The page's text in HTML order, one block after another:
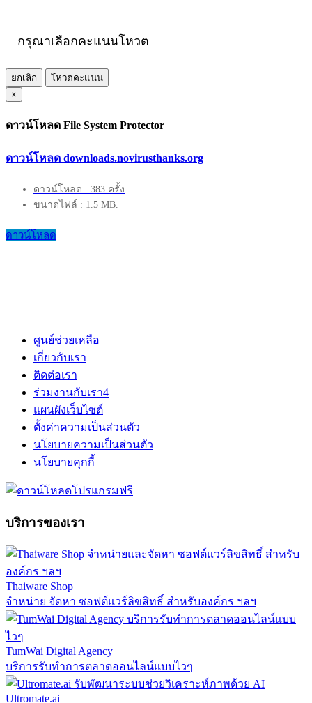
กรุณาเลือกคะแนนโหวต
ยกเลิก
โหวตคะแนน
×
ดาวน์โหลด File System Protector
ดาวน์โหลด downloads.novirusthanks.org
ดาวน์โหลด : 383 ครั้ง
ขนาดไฟล์ : 1.5 MB.
ดาวน์โหลด
ศูนย์ช่วยเหลือ
เกี่ยวกับเรา
ติดต่อเรา
ร่วมงานกับเรา4
แผนผังเว็บไซต์
ตั้งค่าความเป็นส่วนตัว
นโยบายความเป็นส่วนตัว
นโยบายคุกกี้
บริการของเรา
Thaiware Shop
จำหน่าย จัดหา ซอฟต์แวร์ลิขสิทธิ์ สำหรับองค์กร ฯลฯ
TumWai Digital Agency
บริการรับทำการตลาดออนไลน์แบบไวๆ
Ultromate.ai